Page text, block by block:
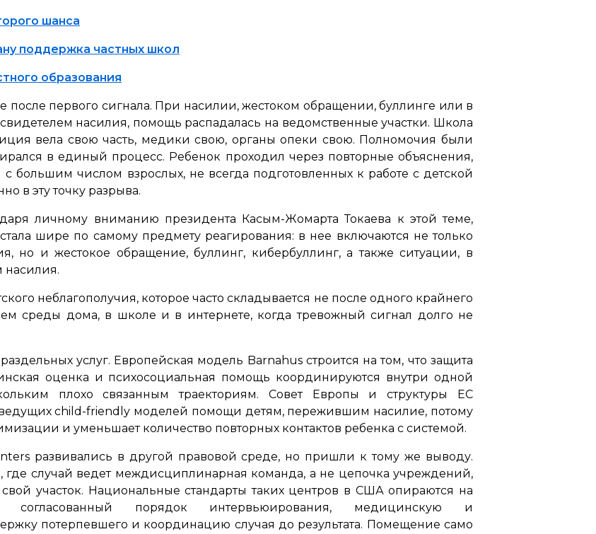
шанса
поддержка частных школ
образования
после первого сигнала. При насилии, жестоком обращении, буллинге или в
насилия, помощь распадалась на ведомственные участки. Школа
вела свою часть, медики свою, органы опеки свою. Полномочия были
в единый процесс. Ребенок проходил через повторные объяснения,
большим числом взрослых, не всегда подготовленных к работе с детской
в эту точку разрыва.
личному вниманию президента Касым-Жомарта Токаева к этой теме,
шире по самому предмету реагирования: в нее включаются не только
но и жестокое обращение, буллинг, кибербуллинг, а также ситуации, в
насилия.
неблагополучия, которое часто складывается не после одного крайнего
среды дома, в школе и в интернете, когда тревожный сигнал долго не
услуг. Европейская модель Barnahus строится на том, что защита
оценка и психосоциальная помощь координируются внутри одной
плохо связанным траекториям. Совет Европы и структуры ЕС
ведущих child-friendly моделей помощи детям, пережившим насилие, потому
и уменьшает количество повторных контактов ребенка с системой.
развивались в другой правовой среде, но пришли к тому же выводу.
где случай ведет междисциплинарная команда, а не цепочка учреждений,
участок. Национальные стандарты таких центров в США опираются на
согласованный порядок интервьюирования, медицинскую и
потерпевшего и координацию случая до результата. Помещение само